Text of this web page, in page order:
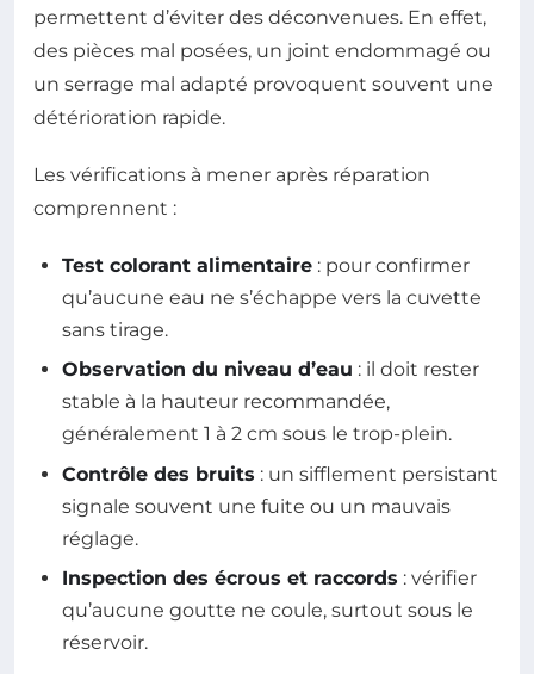
permettent d’éviter des déconvenues. En effet,
des pièces mal posées, un joint endommagé ou
un serrage mal adapté provoquent souvent une
détérioration rapide.
Les vérifications à mener après réparation
comprennent :
Test colorant alimentaire : pour confirmer
qu’aucune eau ne s’échappe vers la cuvette
sans tirage.
Observation du niveau d’eau : il doit rester
stable à la hauteur recommandée,
généralement 1 à 2 cm sous le trop-plein.
Contrôle des bruits : un sifflement persistant
signale souvent une fuite ou un mauvais
réglage.
Inspection des écrous et raccords : vérifier
qu’aucune goutte ne coule, surtout sous le
réservoir.